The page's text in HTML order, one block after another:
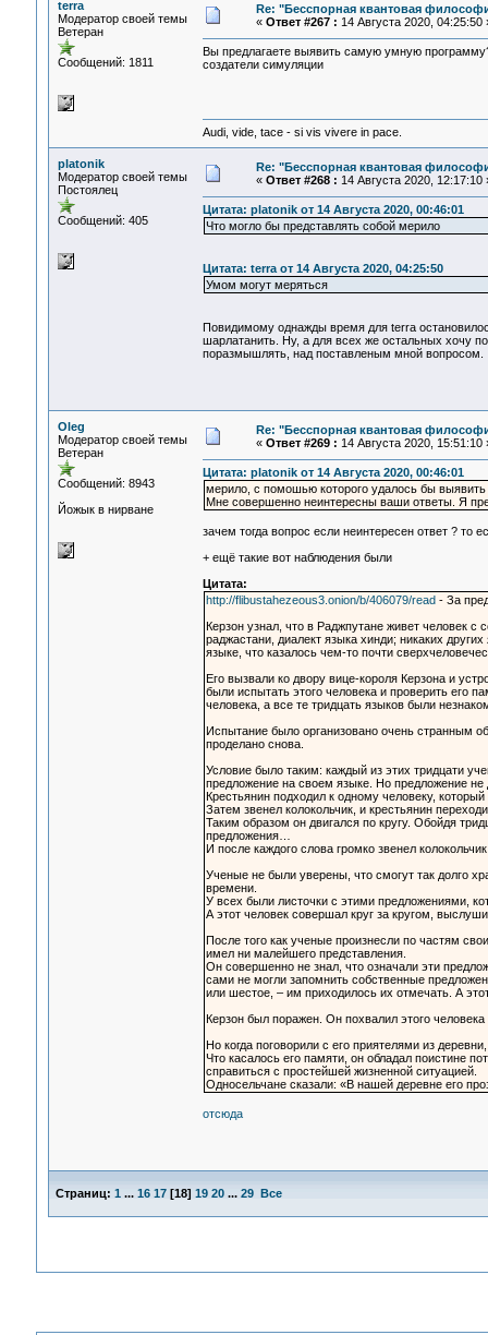
terra
Модератор своей темы
Ветеран
Сообщений: 1811
Re: "Бесспорная квантовая
« Ответ #267 : 14 Августа 2020, 04:25:50
Вы предлагаете выявить самую умную
создатели симуляции
Audi, vide, tace - si vis vivere in pace.
platonik
Модератор своей темы
Постоялец
Сообщений: 405
Re: "Бесспорная квантовая
« Ответ #268 : 14 Августа 2020, 12:17:10
Цитата: platonik от 14 Августа 2020, 00:46:01
Что могло бы представлять собой мерило
Цитата: terra от 14 Августа 2020, 04:25:50
Умом могут меряться
Повидимому однажды время для terra
шарлатанить. Ну, а для всех же остальных хочу
поразмышлять, над поставленым мной вопросом.
Oleg
Модератор своей темы
Ветеран
Сообщений: 8943
Йожык в нирване
Re: "Бесспорная квантовая
« Ответ #269 : 14 Августа 2020, 15:51:10
Цитата: platonik от 14 Августа 2020, 00:46:01
мерило, с помошью которого удалось бы выявить
Мне совершенно неинтересны ваши ответы. Я
зачем тогда вопрос если неинтересен ответ ? то
+ ещё такие вот наблюдения были
Цитата:
http://flibustahezeous3.onion/b/406079/read - За
Керзон узнал, что в Раджпутане живет человек
раджастани, диалект языка хинди; никаких
языке, что казалось чем-то почти
Его вызвали ко двору вице-короля Керзона и
были испытать этого человека и проверить его
человека, а все те тридцать языков были
Испытание было организовано очень странным
проделано снова.
Условие было таким: каждый из этих тридцати
предложение на своем языке. Но предложение не
Крестьянин подходил к одному человеку,
Затем звенел колокольчик, и крестьянин
Таким образом он двигался по кругу. Обойдя
предложения…
И после каждого слова громко звенел
Ученые не были уверены, что смогут так долго
времени.
У всех были листочки с этими предложениями,
А этот человек совершал круг за кругом,
После того как ученые произнесли по частям
имел ни малейшего представления.
Он совершенно не знал, что означали эти
сами не могли запомнить собственные
или шестое, – им приходилось их отмечать. А
Керзон был поражен. Он похвалил этого человека
Но когда поговорили с его приятелями из
Что касалось его памяти, он обладал поистине
справиться с простейшей жизненной ситуацией.
Односельчане сказали: «В нашей деревне его
отсюда
Страниц: 1 ... 16 17[18] 19 20 ... 29 Все